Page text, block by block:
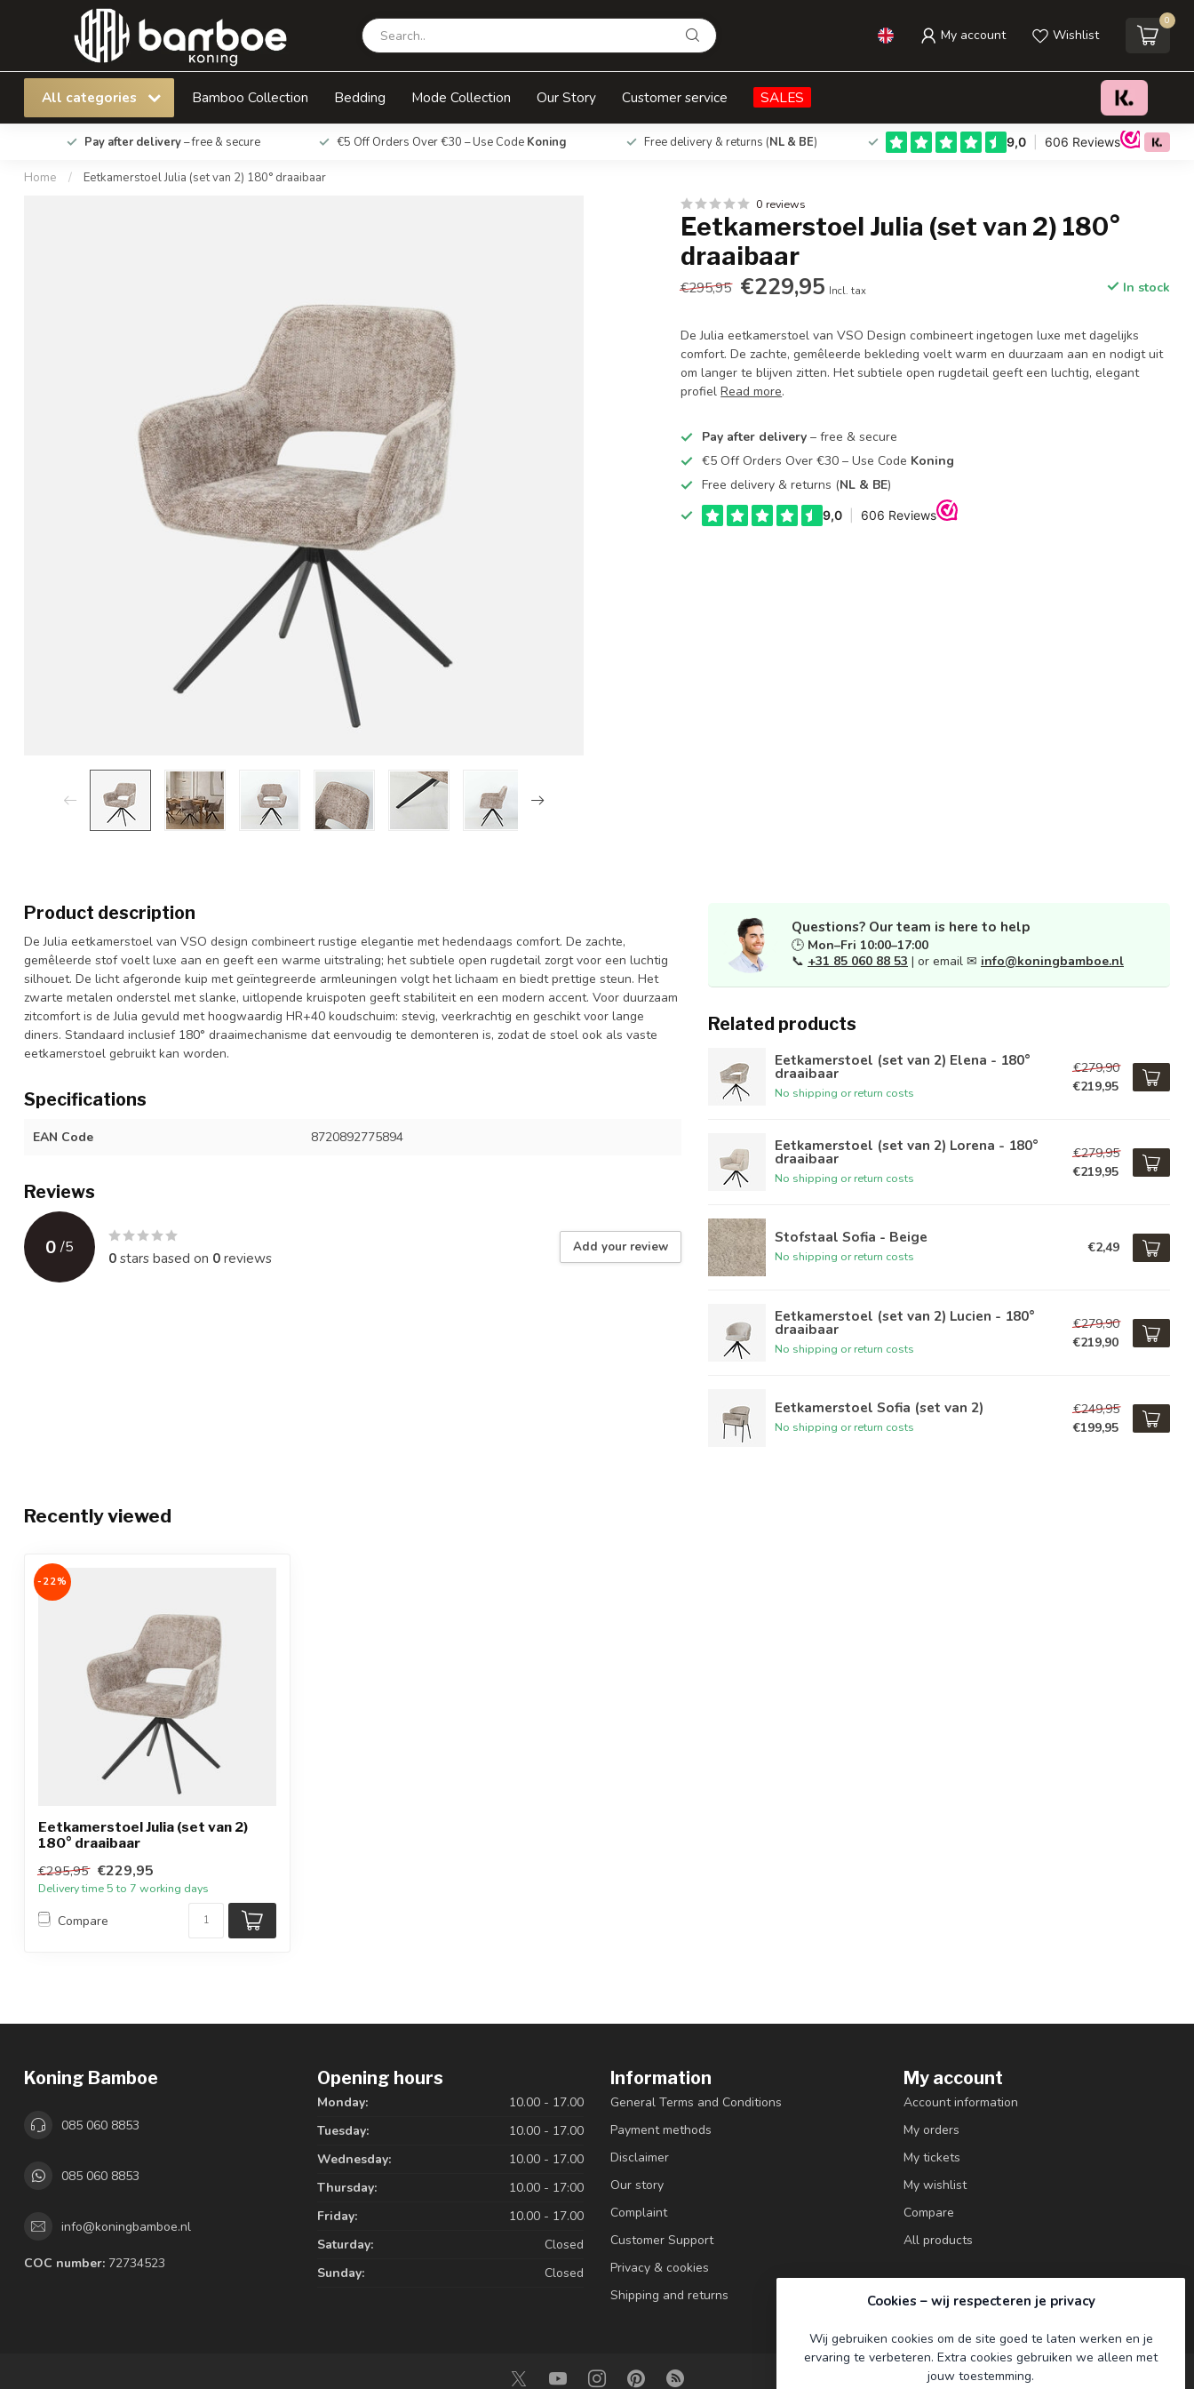
My account Wishlist
0
All categories Bamboo Collection Bedding Mode Collection Our Story Customer service SALES
Pay after delivery– free & secure €5 Off Orders Over €30 – Use Code Koning Free delivery & returns (NL & BE)
Home / Eetkamerstoel Julia (set van 2) 180° draaibaar
Eetkamerstoel Julia (set van 2) 180° draaibaar Add to cart
0 reviews
Eetkamerstoel Julia (set van 2) 180°
draaibaar
€295,95 €229,95 Incl. tax In stock
De Julia eetkamerstoel van VSO Design combineert ingetogen luxe met dagelijks
comfort. De zachte, gemêleerde bekleding voelt warm en duurzaam aan en nodigt uit
om langer te blijven zitten. Het subtiele open rugdetail geeft een luchtig, elegant
profielRead more.
Pay after delivery – free & secure
€5 Off Orders Over €30 – Use Code Koning
Free delivery & returns (NL & BE)
Product description
De Julia eetkamerstoel van VSO design combineert rustige elegantie met hedendaags comfort. De zachte,
gemêleerde stof voelt luxe aan en geeft een warme uitstraling; het subtiele open rugdetail zorgt voor een luchtig
silhouet. De licht afgeronde kuip met geïntegreerde armleuningen volgt het lichaam en biedt prettige steun. Het
zwarte metalen onderstel met slanke, uitlopende kruispoten geeft stabiliteit en een modern accent. Voor duurzaam
zitcomfort is de Julia gevuld met hoogwaardig HR+40 koudschuim: stevig, veerkrachtig en geschikt voor lange
diners. Standaard inclusief 180° draaimechanisme dat eenvoudig te demonteren is, zodat de stoel ook als vaste
eetkamerstoel gebruikt kan worden.
Specifications
EAN Code 8720892775894
Reviews
0 /5
0stars based on 0reviews
Add your review
Questions? Our team is here to help
🕒 Mon–Fri 10:00–17:00
📞 +31 85 060 88 53 | or email ✉ info@koningbamboe.nl
Related products
Eetkamerstoel (set van 2) Elena - 180°
draaibaar
No shipping or return costs
€279,90
€219,95
Eetkamerstoel (set van 2) Lorena - 180°
draaibaar
No shipping or return costs
€279,95
€219,95
Stofstaal Sofia - Beige
No shipping or return costs
€2,49
Eetkamerstoel (set van 2) Lucien - 180°
draaibaar
No shipping or return costs
€279,90
€219,90
Eetkamerstoel Sofia (set van 2)
No shipping or return costs
€249,95
€199,95
Recently viewed
-22%
Eetkamerstoel Julia (set van 2)
180° draaibaar
€295,95 €229,95
Delivery time 5 to 7 working days
Compare
Koning Bamboe
085 060 8853
085 060 8853
info@koningbamboe.nl
COC number: 72734523
Opening hours
Monday:
10.00 - 17.00
Tuesday:
10.00 - 17.00
Wednesday:
10.00 - 17.00
Thursday:
10.00 - 17:00
Friday:
10.00 - 17.00
Saturday:
Closed
Sunday:
Closed
Information
General Terms and Conditions
Payment methods
Disclaimer
Our story
Complaint
Customer Support
Privacy & cookies
Shipping and returns
My account
Account information
My orders
My tickets
My wishlist
Compare
All products
Cookies – wij respecteren je privacy
Wij gebruiken cookies om de site goed te laten werken en je
ervaring te verbeteren. Extra cookies gebruiken we alleen met
jouw toestemming.